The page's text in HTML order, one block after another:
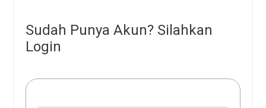
Sudah Punya Akun? Silahkan
Login